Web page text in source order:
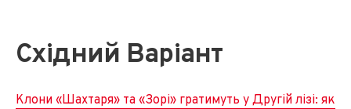
Східний Варіант
Клони «Шахтаря» та «Зорі» гратимуть у Другій лізі: як